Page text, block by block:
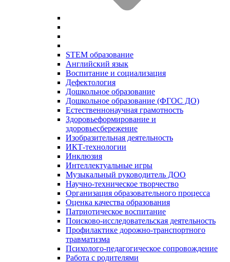
STEM образование
Английский язык
Воспитание и социализация
Дефектология
Дошкольное образование
Дошкольное образование (ФГОС ДО)
Естественнонаучная грамотность
Здоровьеформирование и
здоровьесбережение
Изобразительная деятельность
ИКТ-технологии
Инклюзия
Интеллектуальные игры
Музыкальный руководитель ДОО
Научно-техническое творчество
Организация образовательного процесса
Оценка качества образования
Патриотическое воспитание
Поисково-исследовательская деятельность
Профилактике дорожно-транспортного
травматизма
Психолого-педагогическое сопровождение
Работа с родителями